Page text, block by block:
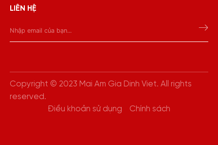
LIÊN HỆ
Copyright © 2023 Mai Am Gia Dinh Viet. All rights
reserved.
Điều khoản sử dụng
Chính sách